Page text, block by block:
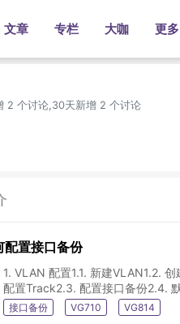
文章 专栏 大咖 更多
2 个讨论,30天新增 2 个讨论
置接口备份
1. VLAN 配置1.1. 新建VLAN1.2.
配置Track2.3. 配置接口备份2.4.
接口备份 VG710 VG814